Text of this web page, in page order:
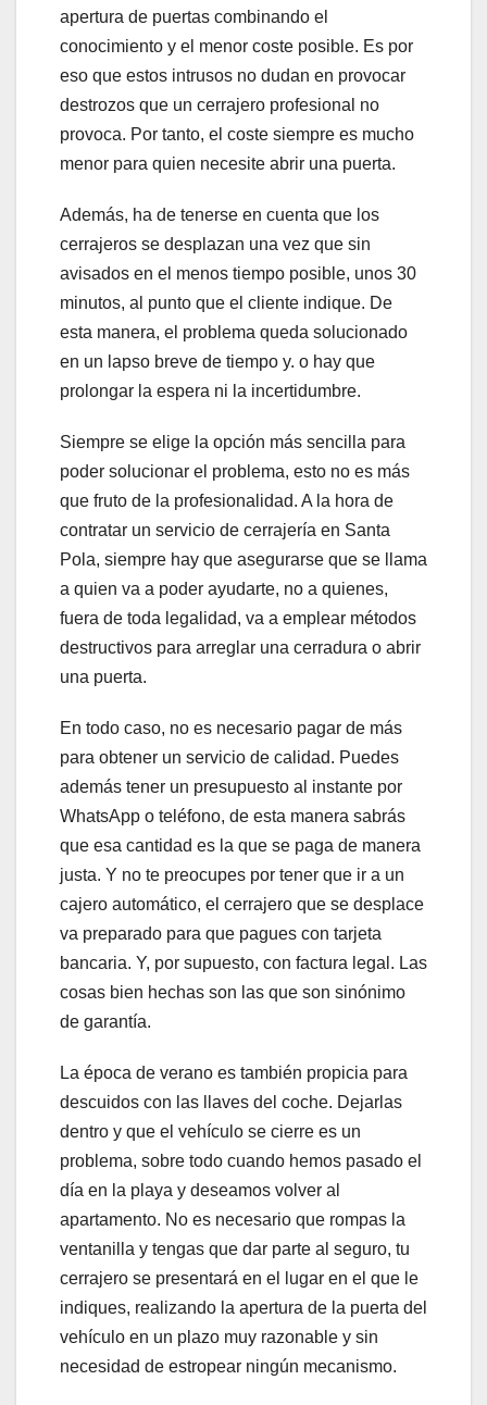
apertura de puertas combinando el
conocimiento y el menor coste posible. Es por
eso que estos intrusos no dudan en provocar
destrozos que un cerrajero profesional no
provoca. Por tanto, el coste siempre es mucho
menor para quien necesite abrir una puerta.
Además, ha de tenerse en cuenta que los
cerrajeros se desplazan una vez que sin
avisados en el menos tiempo posible, unos 30
minutos, al punto que el cliente indique. De
esta manera, el problema queda solucionado
en un lapso breve de tiempo y. o hay que
prolongar la espera ni la incertidumbre.
Siempre se elige la opción más sencilla para
poder solucionar el problema, esto no es más
que fruto de la profesionalidad. A la hora de
contratar un servicio de cerrajería en Santa
Pola, siempre hay que asegurarse que se llama
a quien va a poder ayudarte, no a quienes,
fuera de toda legalidad, va a emplear métodos
destructivos para arreglar una cerradura o abrir
una puerta.
En todo caso, no es necesario pagar de más
para obtener un servicio de calidad. Puedes
además tener un presupuesto al instante por
WhatsApp o teléfono, de esta manera sabrás
que esa cantidad es la que se paga de manera
justa. Y no te preocupes por tener que ir a un
cajero automático, el cerrajero que se desplace
va preparado para que pagues con tarjeta
bancaria. Y, por supuesto, con factura legal. Las
cosas bien hechas son las que son sinónimo
de garantía.
La época de verano es también propicia para
descuidos con las llaves del coche. Dejarlas
dentro y que el vehículo se cierre es un
problema, sobre todo cuando hemos pasado el
día en la playa y deseamos volver al
apartamento. No es necesario que rompas la
ventanilla y tengas que dar parte al seguro, tu
cerrajero se presentará en el lugar en el que le
indiques, realizando la apertura de la puerta del
vehículo en un plazo muy razonable y sin
necesidad de estropear ningún mecanismo.